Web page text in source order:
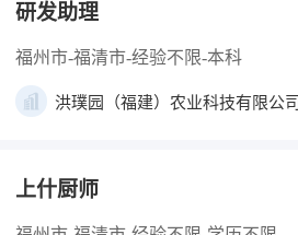
研发助理
福州市-福清市-经验不限-本科
洪璞园（福建）农业科技有限公司
上什厨师